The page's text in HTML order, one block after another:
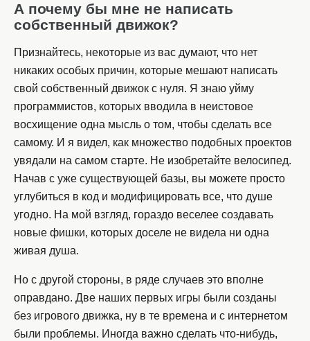
А почему бы мне не написать
собственный движок?
Признайтесь, некоторые из вас думают, что нет
никаких особых причин, которые мешают написать
свой собственный движок с нуля. Я знаю уйму
программистов, которых вводила в неистовое
восхищение одна мысль о том, чтобы сделать все
самому. И я видел, как множество подобных проектов
увядали на самом старте. Не изобретайте велосипед.
Начав с уже существующей базы, вы можете просто
углубиться в код и модифицировать все, что душе
угодно. На мой взгляд, гораздо веселее создавать
новые фишки, которых доселе не видела ни одна
живая душа.
Но с другой стороны, в ряде случаев это вполне
оправдано. Две наших первых игры были созданы
без игрового движка, ну в те времена и с интернетом
были проблемы. Иногда важно сделать что-нибудь,